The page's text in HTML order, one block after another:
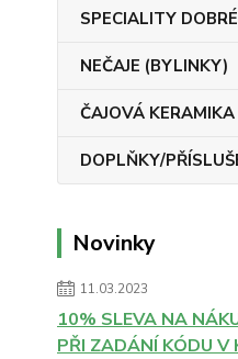
SPECIALITY
NEČAJE (BYLINKY)
ČAJOVÁ KERAMIKA
DOPLŇKY/
Novinky
11.03.2023
10% SLEVA NA
PŘI ZADÁNÍ KÓDU V